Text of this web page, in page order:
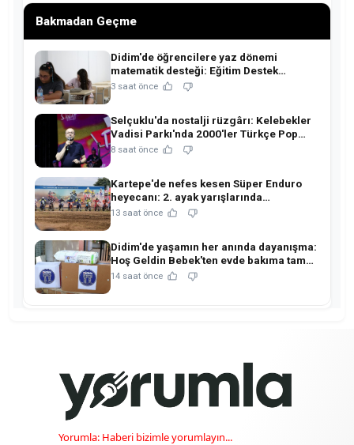
Bakmadan Geçme
Didim'de öğrencilere yaz dönemi
matematik desteği: Eğitim Destek
Atölyesi ile yeni döneme güçlü hazırlık!
3 saat önce
Selçuklu'da nostalji rüzgârı: Kelebekler
Vadisi Parkı'nda 2000'ler Türkçe Pop
coşkusu!
8 saat önce
Kartepe'de nefes kesen Süper Enduro
heyecanı: 2. ayak yarışlarında
şampiyonlar belli oldu!
13 saat önce
Didim'de yaşamın her anında dayanışma:
Hoş Geldin Bebek'ten evde bakıma tam
destek!
14 saat önce
Yorumla: Haberi bizimle yorumlayın...